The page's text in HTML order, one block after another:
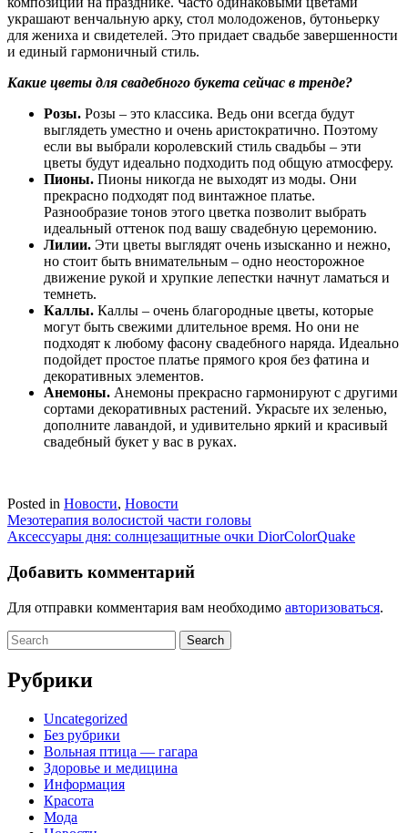
украшают венчальную арку, стол молодоженов, бутоньерку
для жениха и свидетелей. Это придает свадьбе завершенности
и единый гармоничный стиль.
Какие цветы для свадебного букета сейчас в тренде?
Розы. Розы – это классика. Ведь они всегда будут
выглядеть уместно и очень аристократично. Поэтому
если вы выбрали королевский стиль свадьбы – эти
цветы будут идеально подходить под общую атмосферу.
Пионы. Пионы никогда не выходят из моды. Они
прекрасно подходят под винтажное платье.
Разнообразие тонов этого цветка позволит выбрать
идеальный оттенок под вашу свадебную церемонию.
Лилии. Эти цветы выглядят очень изысканно и нежно,
но стоит быть внимательным – одно неосторожное
движение рукой и хрупкие лепестки начнут ламаться и
темнеть.
Каллы. Каллы – очень благородные цветы, которые
могут быть свежими длительное время. Но они не
подходят к любому фасону свадебного наряда. Идеально
подойдет простое платье прямого кроя без фатина и
декоративных элементов.
Анемоны. Анемоны прекрасно гармонируют с другими
сортами декоративных растений. Украсьте их зеленью,
дополните лавандой, и удивительно яркий и красивый
свадебный букет у вас в руках.
Posted in Новости, Новости
Навигация
по
записям
Мезотерапия волосистой части головы
Аксессуары дня: солнцезащитные очки DiorColorQuake
Добавить комментарий
Для отправки комментария вам необходимо авторизоваться.
Search
for:
Рубрики
Uncategorized
Без рубрики
Вольная птица — гагара
Здоровье и медицина
Информация
Красота
Мода